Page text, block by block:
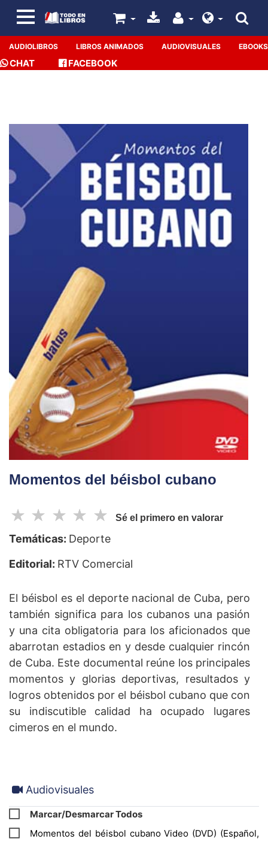
AUDIOLIBROS LIBROS ANIMADOS AUDIOVISUALES EBOOKS
CHAT FACEBOOK
Momentos del béisbol cubano
☆
☆
☆
☆
☆ Sé el primero en valorar
Temáticas: Deporte
Editorial: RTV Comercial
El béisbol es el deporte nacional de Cuba, pero
también significa para los cubanos una pasión
y una cita obligatoria para los aficionados que
abarrotan estadios en y desde cualquier rincón
de Cuba. Este documental reúne los principales
momentos y glorias deportivas, resultados y
logros obtenidos por el béisbol cubano que con
su indiscutible calidad ha ocupado lugares
cimeros en el mundo.
Audiovisuales
Marcar/Desmarcar Todos
Momentos del béisbol cubano Video (DVD) (Español,